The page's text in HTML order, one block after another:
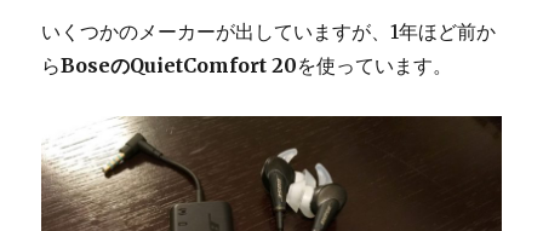
いくつかのメーカーが出していますが、1年ほど前か
らBoseのQuietComfort 20を使っています。